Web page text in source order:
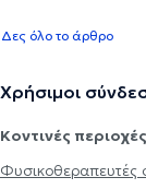
Δες όλο το άρθρο
Χρήσιμοι
Κοντινές περιοχές
Φυσικοθεραπευτές